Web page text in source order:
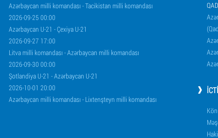
Azərbaycan milli komandası - Tacikistan milli komandası
2026-09-25 00:00
Azərbaycan U-21 - Çexiya U-21
2026-09-27 17:00
Litva milli komandası - Azərbaycan milli komandası
2026-09-30 00:00
Şotlandiya U-21 - Azərbaycan U-21
2026-10-01 20:00
Azərbaycan milli komandası - Lixtenşteyn milli komandası